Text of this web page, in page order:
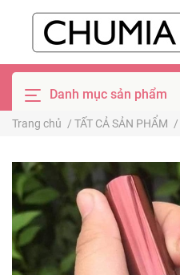
Danh mục sản phẩm
Trang chủ / TẤT CẢ SẢN PHẨM /